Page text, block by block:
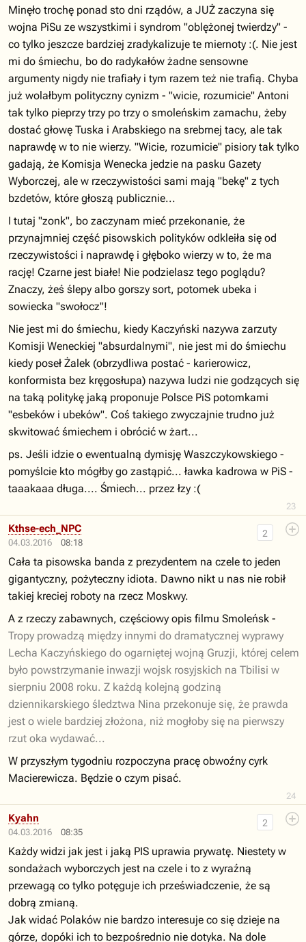
23
Minęło trochę ponad sto dni rządów, a JUŻ zaczyna się
wojna PiSu ze wszystkimi i syndrom "oblężonej twierdzy" -
co tylko jeszcze bardziej zradykalizuje te miernoty :(. Nie jest
mi do śmiechu, bo do radykałów żadne sensowne
argumenty nigdy nie trafiały i tym razem też nie trafią. Chyba
już wolałbym polityczny cynizm - "wicie, rozumicie" Antoni
tak tylko pieprzy trzy po trzy o smoleńskim zamachu, żeby
dostać głowę Tuska i Arabskiego na srebrnej tacy, ale tak
naprawdę w to nie wierzy. "Wicie, rozumicie" pisiory tak tylko
gadają, że Komisja Wenecka jedzie na pasku Gazety
Wyborczej, ale w rzeczywistości sami mają "bekę" z tych
bzdetów, które głoszą publicznie...
I tutaj "zonk", bo zaczynam mieć przekonanie, że
przynajmniej część pisowskich polityków odkleiła się od
rzeczywistości i naprawdę i głęboko wierzy w to, że ma
rację! Czarne jest białe! Nie podzielasz tego poglądu?
Znaczy, żeś ślepy albo gorszy sort, potomek ubeka i
sowiecka "swołocz"!
Nie jest mi do śmiechu, kiedy Kaczyński nazywa zarzuty
Komisji Weneckiej "absurdalnymi", nie jest mi do śmiechu
kiedy poseł Żalek (obrzydliwa postać - karierowicz,
konformista bez kręgosłupa) nazywa ludzi nie godzących się
na taką politykę jaką proponuje Polsce PiS potomkami
"esbeków i ubeków". Coś takiego zwyczajnie trudno już
skwitować śmiechem i obrócić w żart...
ps. Jeśli idzie o ewentualną dymisję Waszczykowskiego -
pomyślcie kto mógłby go zastąpić... ławka kadrowa w PiS -
taaakaaa długa.... Śmiech... przez łzy :(
04.03.2016 08:18
24
2
Kthse-ech_NPC
Cała ta pisowska banda z prezydentem na czele to jeden
gigantyczny, pożyteczny idiota. Dawno nikt u nas nie robił
takiej kreciej roboty na rzecz Moskwy.
A z rzeczy zabawnych, częściowy opis filmu Smoleńsk -
Tropy prowadzą między innymi do dramatycznej wyprawy
Lecha Kaczyńskiego do ogarniętej wojną Gruzji, której celem
było powstrzymanie inwazji wojsk rosyjskich na Tbilisi w
sierpniu 2008 roku. Z każdą kolejną godziną
dziennikarskiego śledztwa Nina przekonuje się, że prawda
jest o wiele bardziej złożona, niż mogłoby się na pierwszy
rzut oka wydawać...
W przyszłym tygodniu rozpoczyna pracę obwoźny cyrk
Macierewicza. Będzie o czym pisać.
04.03.2016 08:35
2
Kyahn
Każdy widzi jak jest i jaką PIS uprawia prywatę. Niestety w
sondażach wyborczych jest na czele i to z wyraźną
przewagą co tylko potęguje ich przeświadczenie, że są
dobrą zmianą.
Jak widać Polaków nie bardzo interesuje co się dzieje na
górze, dopóki ich to bezpośrednio nie dotyka. Na dole